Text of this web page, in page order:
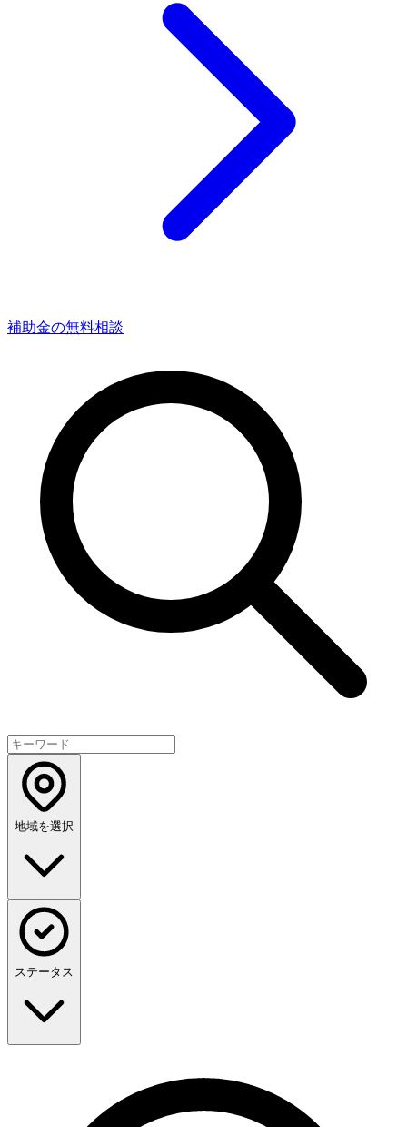
補助金の無料相談
地域を選択
ステータス